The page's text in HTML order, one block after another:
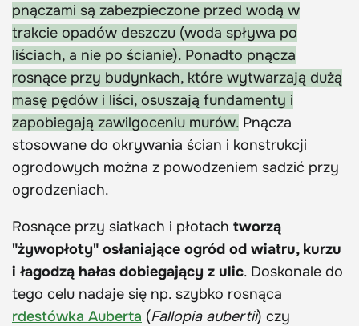
pnączami są zabezpieczone przed wodą w
trakcie opadów deszczu (woda spływa po
liściach, a nie po ścianie). Ponadto pnącza
rosnące przy budynkach, które wytwarzają dużą
masę pędów i liści, osuszają fundamenty i
zapobiegają zawilgoceniu murów. Pnącza
stosowane do okrywania ścian i konstrukcji
ogrodowych można z powodzeniem sadzić przy
ogrodzeniach.
Rosnące przy siatkach i płotach tworzą
"żywopłoty" osłaniające ogród od wiatru, kurzu
i łagodzą hałas dobiegający z ulic. Doskonale do
tego celu nadaje się np. szybko rosnąca
rdestówka Auberta (Fallopia aubertii) czy